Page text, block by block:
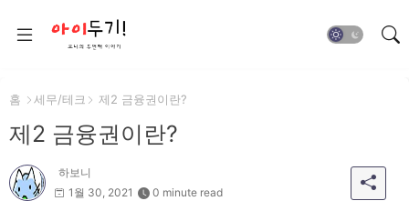
홈 세무/테크 제2 금융권이란?
제2 금융권이란?
하보니
1월 30, 2021
0 minute read